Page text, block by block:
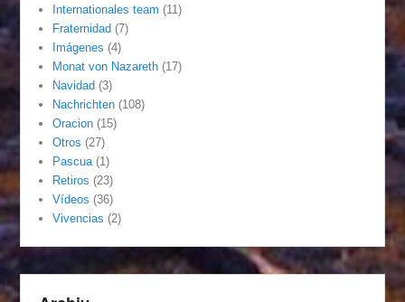
Internationales team (11)
Fraternidad (7)
Imágenes (4)
Monat von Nazareth (17)
Navidad (3)
Nachrichten (108)
Oracion (15)
Otros (27)
Pascua (1)
Retiros (23)
Vídeos (36)
Vivencias (2)